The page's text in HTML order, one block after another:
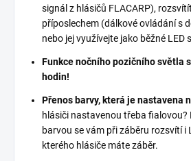
signál z hlásičů FLACARP),
příposlechem (dálkové ovládání s
nebo jej využívejte jako běžné LED
Funkce nočního pozičního světla
hodin!
Přenos barvy, která je nastavena
hlásiči nastavenou třeba fialovou?
barvou se vám při záběru rozsvítí i
kterého hlásiče máte záběr.